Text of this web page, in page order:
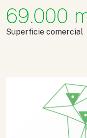
69.000
Superficie comercial